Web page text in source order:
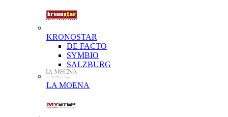
KRONOSTAR
DE FACTO
SYMBIO
SALZBURG
LA MOENA